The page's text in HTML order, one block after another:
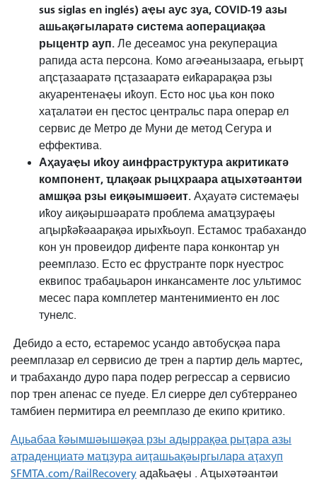
sus siglas en inglés) аҿы аус зуа, COVID-19 азы
ашьақәгыларатә система аоперациақәа
рыцентр ауп. Ле десеамос уна рекуперациа
рапида аста персона. Комо агәҽанызаара, егьырҭ
аԥсҭазааратә ԥсҭазааратә еиҟарарақәа рзы
акуарентенаҿы иҟоуп. Есто нос џьа кон поко
хаҭалатәи ен ԥестос центральс пара операр ел
сервис де Метро де Муни де метод Сегура и
еффектива.
Аҳауаҿы иҟоу аинфраструктура акритикатә
компонент, ҵлақәак рыцхраара аҵыхәтәантәи
амшқәа рзы еиқәымшәеит. Аҳауатә системаҿы
иҟоу аиқәыршәаратә проблема амаҵзураҿы
аԥырҟәҟәаарақәа ирыхҟьоуп. Естамос трабахандо
кон ун провеидор дифенте пара конконтар ун
реемплазо. Есто ес фрустранте порк нуестрос
еквипос трабаџьарон инкансаменте лос ультимос
месес пара комплетер мантенимиенто ен лос
тунелс.
Дебидо а есто, естаремос усандо автобусқәа пара
реемплазар ел сервисио де трен а партир дель мартес,
и трабахандо дуро пара подер регрессар а сервисио
пор трен апенас се пуеде. Ел сиерре дел субтерранео
тамбиен пермитира ел реемплазо де екипо критико.
Аџьабаа ҟәымшәышәқәа рзы адыррақәа рыҭара азы
атраденциатә маҵзура аиҭашьақәыргылара аҭахуп
SFMTA.com/RailRecovery адаҟьаҿы . Аҵыхәтәантәи